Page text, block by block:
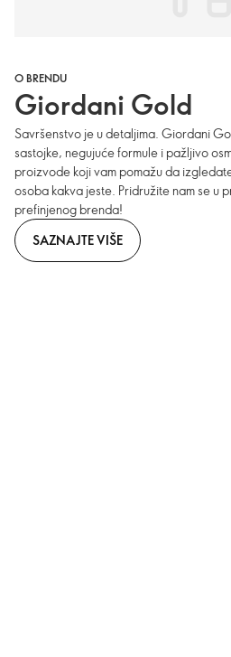
O BRENDU
Giordani Gold
Savršenstvo je u detaljima. Giordani
sastojke, negujuće formule i pažljivo
proizvode koji vam pomažu da
osoba kakva jeste. Pridružite nam se u proslavi 50. godišnjice ovog
prefinjenog brenda!
SAZNAJTE VIŠE